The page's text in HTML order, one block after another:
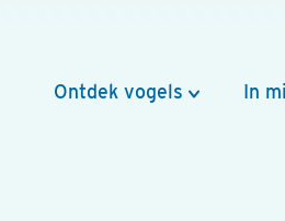
Ontdek vogels In